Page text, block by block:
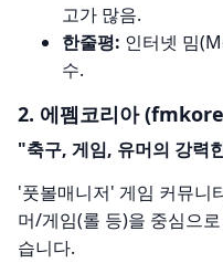
고가 많음.
한줄평: 인터넷 밈
수.
2. 에펨코리아
"축구, 게임, 유머의 강력
'풋볼매니저' 게임 커뮤니
머/게임(롤 등)을 중심으
습니다.